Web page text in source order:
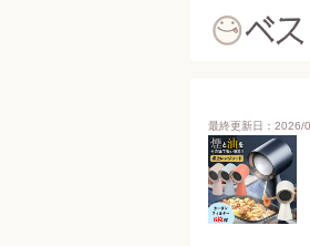
最終更新日：2026/